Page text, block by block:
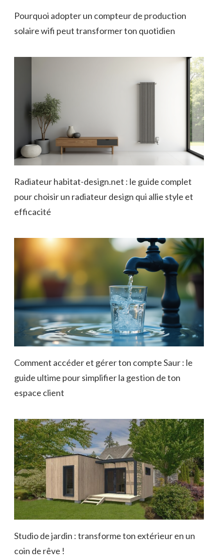
Pourquoi adopter un compteur de production
solaire wifi peut transformer ton quotidien
Radiateur habitat-design.net : le guide complet
pour choisir un radiateur design qui allie style et
efficacité
Comment accéder et gérer ton compte Saur : le
guide ultime pour simplifier la gestion de ton
espace client
Studio de jardin : transforme ton extérieur en un
coin de rêve !